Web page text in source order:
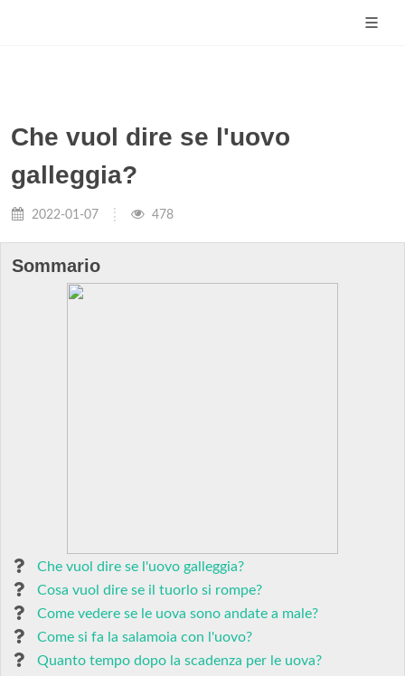
Che vuol dire se l'uovo
galleggia?
2022-01-07 478
Sommario
Che vuol dire se l'uovo galleggia?
Cosa vuol dire se il tuorlo si rompe?
Come vedere se le uova sono andate a male?
Come si fa la salamoia con l'uovo?
Quanto tempo dopo la scadenza per le uova?